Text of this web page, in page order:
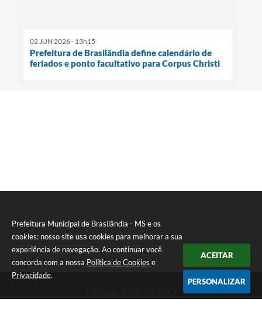
Prefeitura Municipal de Brasilândia - MS e os
cookies: nosso site usa cookies para melhorar a sua
experiência de navegação. Ao continuar você
concorda com a nossa Política de Cookies e
Privacidade.
ACEITAR
PERSONALIZAR
02 JUN 2026 - 13h15
Prefeitura de Brasilândia define calendário de
feriados e ponto facultativo para Corpus Christi